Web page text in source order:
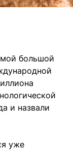
большой
и назвали
уже